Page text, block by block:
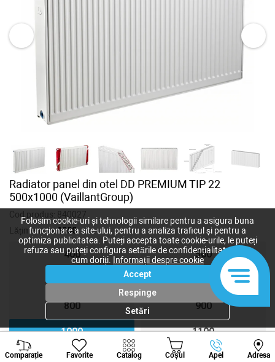
Radiator panel din otel DD PREMIUM TIP 22
500x1000 (VaillantGroup)
Cod produs: 840027
Lățime, mm:1000
400 500
800 900
1000 1100
1200 1300
Comparație Favorite Catalog Coșul Apel Adresa
Viber Whatsapp
Folosim cookie-uri și tehnologii similare pentru a asigura buna
funcționare a site-ului, pentru a analiza traficul și pentru a
optimiza publicitatea. Puteți accepta toate cookie-urile, le puteți
refuza sau puteți configura setările de confidențialitate după
cum doriți.
Informații despre cookie
Accept
Respinge
Setări